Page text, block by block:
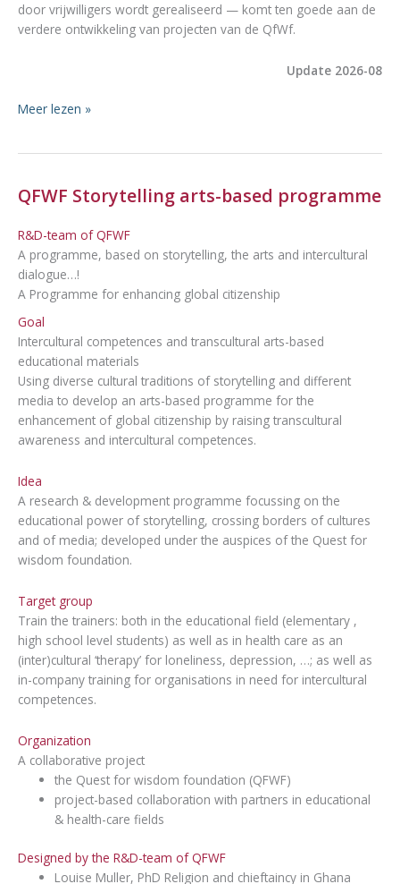
door vrijwilligers wordt gerealiseerd — komt ten goede aan de
verdere ontwikkeling van projecten van de QfWf.
Update 2026-08
Quest
Snede
Meer lezen »
QFWF Storytelling arts-based programme
R&D-team of QFWF
A programme, based on storytelling, the arts and intercultural
dialogue…!
A Programme for enhancing global citizenship
Goal
Intercultural competences and transcultural arts-based
educational materials
Using diverse cultural traditions of storytelling and different
media to develop an arts-based programme for the
enhancement of global citizenship by raising transcultural
awareness and intercultural competences.
Idea
A research & development programme focussing on the
educational power of storytelling, crossing borders of cultures
and of media; developed under the auspices of the Quest for
wisdom foundation.
Target group
Train the trainers: both in the educational field (elementary ,
high school level students) as well as in health care as an
(inter)cultural ‘therapy’ for loneliness, depression, …; as well as
in-company training for organisations in need for intercultural
competences.
Organization
A collaborative project
the Quest for wisdom foundation (QFWF)
project-based collaboration with partners in educational
& health-care fields
Designed by the R&D-team of QFWF
Louise Muller, PhD Religion and chieftaincy in Ghana